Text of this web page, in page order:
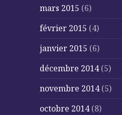
mars 2015 (6)
février 2015 (4)
janvier 2015 (6)
décembre 2014(5)
novembre 2014(5)
octobre 2014(8)